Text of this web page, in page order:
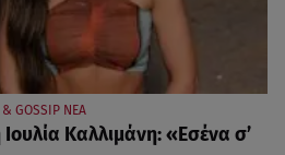
& GOSSIP ΝΕΑ
Καλλιμάνη: «Εσένα σ’